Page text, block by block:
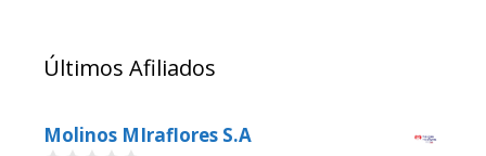
Últimos Afiliados
Molinos MIraflores S.A